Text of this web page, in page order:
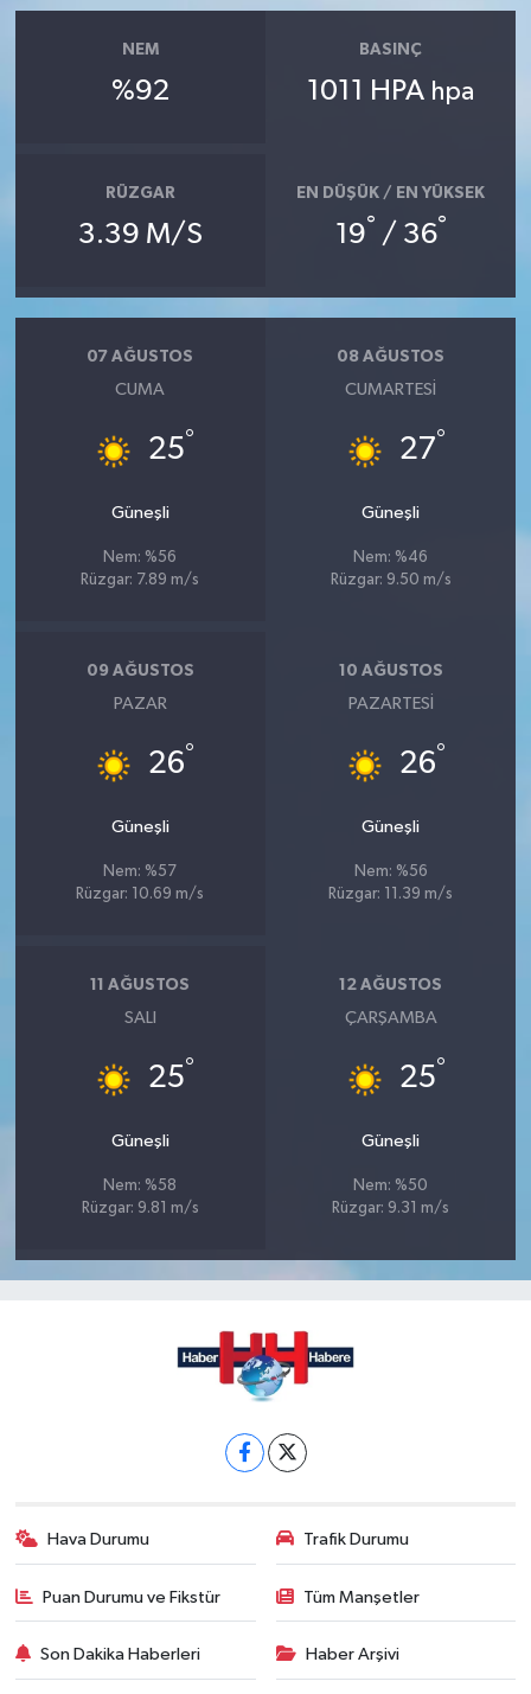
NEM
%92
BASINÇ
1011 HPA hpa
RÜZGAR
3.39 M/S
EN DÜŞÜK / EN YÜKSEK
19° / 36°
07 AĞUSTOS
CUMA
25°
Güneşli
Nem: %56
Rüzgar: 7.89 m/s
08 AĞUSTOS
CUMARTESI
27°
Güneşli
Nem: %46
Rüzgar: 9.50 m/s
09 AĞUSTOS
PAZAR
26°
Güneşli
Nem: %57
Rüzgar: 10.69 m/s
10 AĞUSTOS
PAZARTESI
26°
Güneşli
Nem: %56
Rüzgar: 11.39 m/s
11 AĞUSTOS
SALI
25°
Güneşli
Nem: %58
Rüzgar: 9.81 m/s
12 AĞUSTOS
ÇARŞAMBA
25°
Güneşli
Nem: %50
Rüzgar: 9.31 m/s
Hava Durumu Trafik Durumu
Puan Durumu ve Fikstür Tüm Manşetler
Son Dakika Haberleri Haber Arşivi